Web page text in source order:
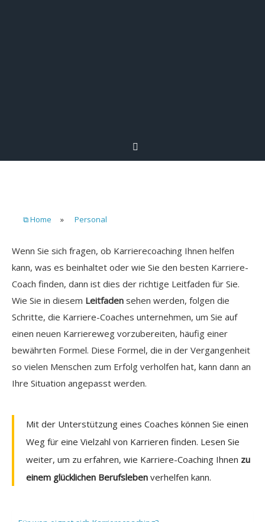
⧉ Home » Personal
Wenn Sie sich fragen, ob Karrierecoaching Ihnen helfen
kann, was es beinhaltet oder wie Sie den besten Karriere-
Coach finden, dann ist dies der richtige Leitfaden für Sie.
Wie Sie in diesem Leitfaden sehen werden, folgen die
Schritte, die Karriere-Coaches unternehmen, um Sie auf
einen neuen Karriereweg vorzubereiten, häufig einer
bewährten Formel. Diese Formel, die in der Vergangenheit
so vielen Menschen zum Erfolg verholfen hat, kann dann an
Ihre Situation angepasst werden.
Mit der Unterstützung eines Coaches können Sie einen
Weg für eine Vielzahl von Karrieren finden. Lesen Sie
weiter, um zu erfahren, wie Karriere-Coaching Ihnen zu
einem glücklichen Berufsleben verhelfen kann.